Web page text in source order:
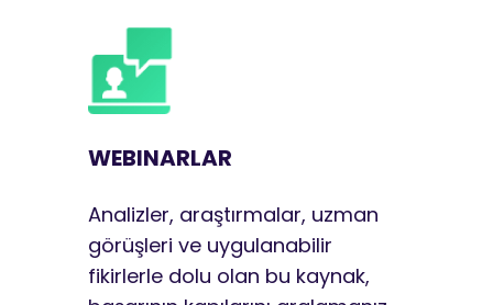
WEBINARLAR
Analizler, araştırmalar, uzman
görüşleri ve uygulanabilir
fikirlerle dolu olan bu kaynak,